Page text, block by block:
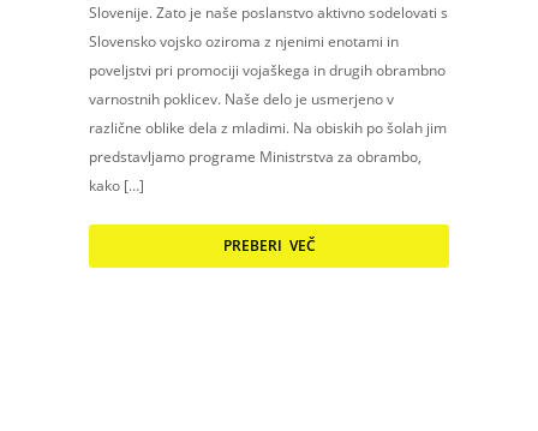
Slovenije. Zato je naše poslanstvo aktivno sodelovati s
Slovensko vojsko oziroma z njenimi enotami in
poveljstvi pri promociji vojaškega in drugih obrambno
varnostnih poklicev. Naše delo je usmerjeno v
različne oblike dela z mladimi. Na obiskih po šolah jim
predstavljamo programe Ministrstva za obrambo,
kako […]
PREBERI VEČ